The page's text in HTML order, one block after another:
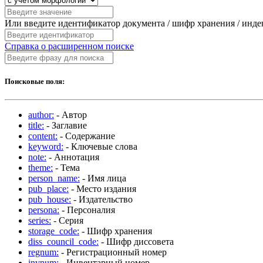
Или введите идентификатор документа / шифр хранения /
Справка о расширенном поиске
Поисковые поля:
author: - Автор
title: - Заглавие
content: - Содержание
keyword: - Ключевые слова
note: - Аннотация
theme: - Тема
person_name: - Имя лица
pub_place: - Место издания
pub_house: - Издательство
persona: - Персоналия
series: - Серия
storage_code: - Шифр хранения
diss_council_code: - Шифр диссовета
regnum: - Регистрационный номер